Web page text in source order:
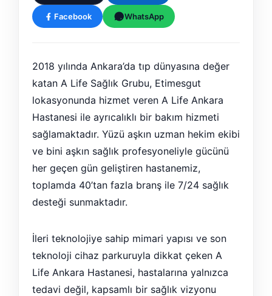
Facebook WhatsApp
2018 yılında Ankara’da tıp dünyasına değer
katan A Life Sağlık Grubu, Etimesgut
lokasyonunda hizmet veren A Life Ankara
Hastanesi ile ayrıcalıklı bir bakım hizmeti
sağlamaktadır. Yüzü aşkın uzman hekim ekibi
ve bini aşkın sağlık profesyoneliyle gücünü
her geçen gün geliştiren hastanemiz,
toplamda 40’tan fazla branş ile 7/24 sağlık
desteği sunmaktadır.
İleri teknolojiye sahip mimari yapısı ve son
teknoloji cihaz parkuruyla dikkat çeken A
Life Ankara Hastanesi, hastalarına yalnızca
tedavi değil, kapsamlı bir sağlık vizyonu